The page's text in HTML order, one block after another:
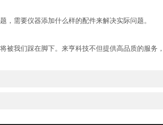
需要仪器添加什么样的配件来解决实际问题。
我们踩在脚下。来亨科技不但提供高品质的服务